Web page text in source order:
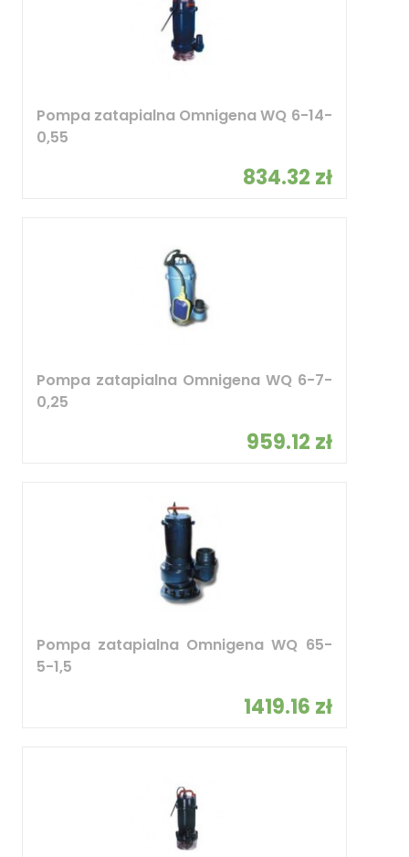
Pompa zatapialna Omnigena WQ 6-14-
0,55
834.32 zł
Pompa zatapialna Omnigena WQ 6-7-
0,25
959.12 zł
Pompa zatapialna Omnigena WQ 65-
5-1,5
1419.16 zł